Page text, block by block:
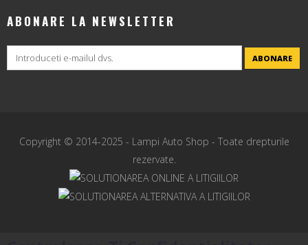
ABONARE LA NEWSLETTER
ABONARE
Copyright © 2014-2025 - Lampi Auto Shop - Toate drepturile
rezervate.